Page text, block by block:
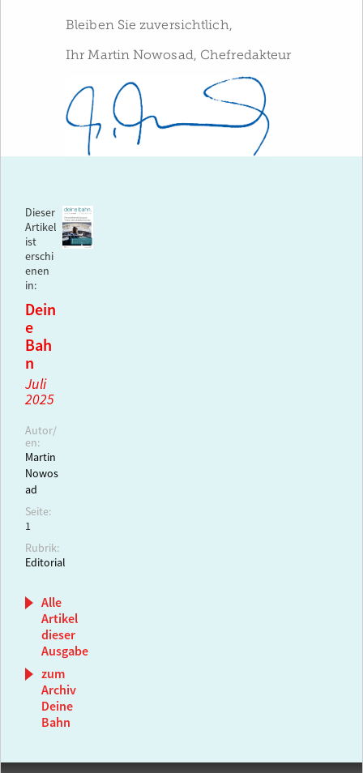
Bleiben Sie zuversichtlich,
Ihr Martin Nowosad, Chefredakteur
Dieser
Artikel
ist
erschi
enen
in:
Dein
e
Bah
n
Juli
2025
Autor/
en:
Martin
Nowos
ad
Seite:
1
Rubrik:
Editorial
Alle
Artikel
dieser
Ausgabe
zum
Archiv
Deine
Bahn